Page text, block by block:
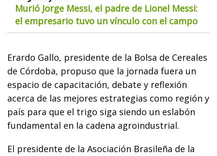
Murió Jorge Messi, el padre de Lionel Messi:
el empresario tuvo un vínculo con el campo
Erardo Gallo, presidente de la Bolsa de Cereales
de Córdoba, propuso que la jornada fuera un
espacio de capacitación, debate y reflexión
acerca de las mejores estrategias como región y
país para que el trigo siga siendo un eslabón
fundamental en la cadena agroindustrial.
El presidente de la Asociación Brasileña de la